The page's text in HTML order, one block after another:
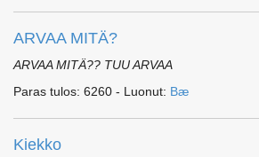
ARVAA MITÄ?
ARVAA MITÄ?? TUU ARVAA
Paras tulos: 6260 - Luonut: Bæ
Kiekko